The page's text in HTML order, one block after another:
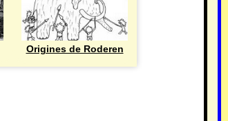
Origines de Roderen